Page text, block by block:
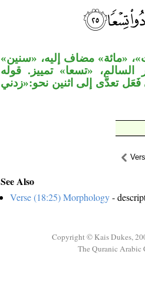
«مائة» مضاف إليه، «سنين»
«تسعا» تمييز. قوله
فَعَل تعدَّى إلى اثنين نحو:«زدني
See Also
Verse (18:25) Morphology-
Copyright © Kais Dukes,
The Quranic Arabic